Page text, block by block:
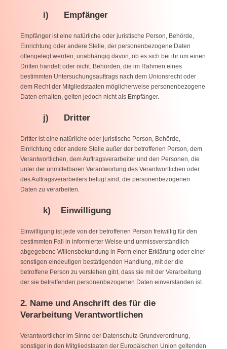
i) Empfänger
Empfänger ist eine natürliche oder juristische Person, Behörde,
Einrichtung oder andere Stelle, der personenbezogene Daten
offengelegt werden, unabhängig davon, ob es sich bei ihr um einen
Dritten handelt oder nicht. Behörden, die im Rahmen eines
bestimmten Untersuchungsauftrags nach dem Unionsrecht oder
dem Recht der Mitgliedstaaten möglicherweise personenbezogene
Daten erhalten, gelten jedoch nicht als Empfänger.
j) Dritter
Dritter ist eine natürliche oder juristische Person, Behörde,
Einrichtung oder andere Stelle außer der betroffenen Person, dem
Verantwortlichen, dem Auftragsverarbeiter und den Personen, die
unter der unmittelbaren Verantwortung des Verantwortlichen oder
des Auftragsverarbeiters befugt sind, die personenbezogenen
Daten zu verarbeiten.
k) Einwilligung
Einwilligung ist jede von der betroffenen Person freiwillig für den
bestimmten Fall in informierter Weise und unmissverständlich
abgegebene Willensbekundung in Form einer Erklärung oder einer
sonstigen eindeutigen bestätigenden Handlung, mit der die
betroffene Person zu verstehen gibt, dass sie mit der Verarbeitung
der sie betreffenden personenbezogenen Daten einverstanden ist.
2. Name und Anschrift des für die
Verarbeitung Verantwortlichen
Verantwortlicher im Sinne der Datenschutz-Grundverordnung,
sonstiger in den Mitgliedstaaten der Europäischen Union geltenden